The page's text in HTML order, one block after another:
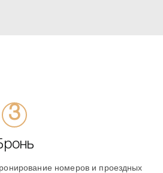
номеров и проездных